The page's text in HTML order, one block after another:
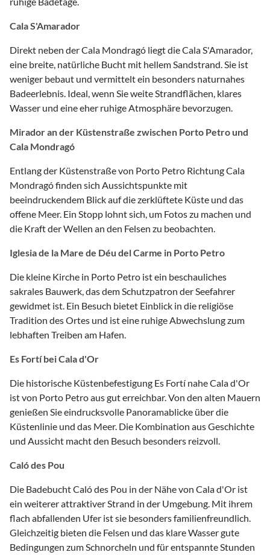
Cala S'Amarador
Direkt neben der Cala Mondragó liegt die Cala S'Amarador,
eine breite, natürliche Bucht mit hellem Sandstrand. Sie ist
weniger bebaut und vermittelt ein besonders naturnahes
Badeerlebnis. Ideal, wenn Sie weite Strandflächen, klares
Wasser und eine eher ruhige Atmosphäre bevorzugen.
Mirador an der Küstenstraße zwischen Porto Petro und
Cala Mondragó
Entlang der Küstenstraße von Porto Petro Richtung Cala
Mondragó finden sich Aussichtspunkte mit
beeindruckendem Blick auf die zerklüftete Küste und das
offene Meer. Ein Stopp lohnt sich, um Fotos zu machen und
die Kraft der Wellen an den Felsen zu beobachten.
Iglesia de la Mare de Déu del Carme in Porto Petro
Die kleine Kirche in Porto Petro ist ein beschauliches
sakrales Bauwerk, das dem Schutzpatron der Seefahrer
gewidmet ist. Ein Besuch bietet Einblick in die religiöse
Tradition des Ortes und ist eine ruhige Abwechslung zum
lebhaften Treiben am Hafen.
Es Fortí bei Cala d'Or
Die historische Küstenbefestigung Es Fortí nahe Cala d'Or
ist von Porto Petro aus gut erreichbar. Von den alten Mauern
genießen Sie eindrucksvolle Panoramablicke über die
Küstenlinie und das Meer. Die Kombination aus Geschichte
und Aussicht macht den Besuch besonders reizvoll.
Caló des Pou
Die Badebucht Caló des Pou in der Nähe von Cala d'Or ist
ein weiterer attraktiver Strand in der Umgebung. Mit ihrem
flach abfallenden Ufer ist sie besonders familienfreundlich.
Gleichzeitig bieten die Felsen und das klare Wasser gute
Bedingungen zum Schnorcheln und für entspannte Stunden